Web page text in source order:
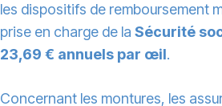
les dispositifs de remboursement
prise en charge de la Sécurité
23,69 € annuels par œil.
Concernant les montures, les